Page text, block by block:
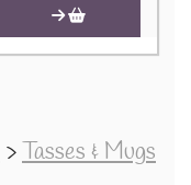
>Tasses & Mugs